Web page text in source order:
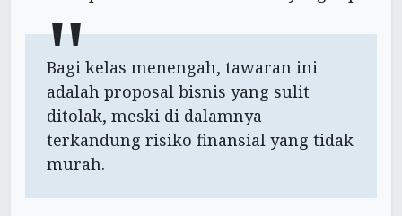
Bagi kelas menengah, tawaran ini
adalah proposal bisnis yang sulit
ditolak, meski di dalamnya
terkandung risiko finansial yang tidak
murah.